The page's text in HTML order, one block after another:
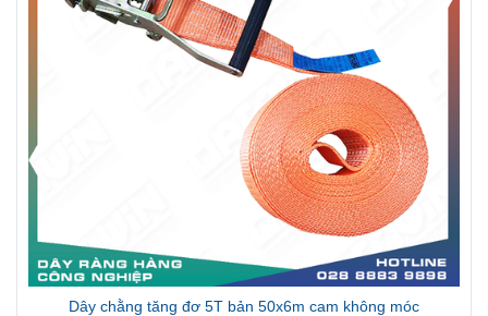
Dây chằng tăng đơ 5T bản 50x6m cam không móc